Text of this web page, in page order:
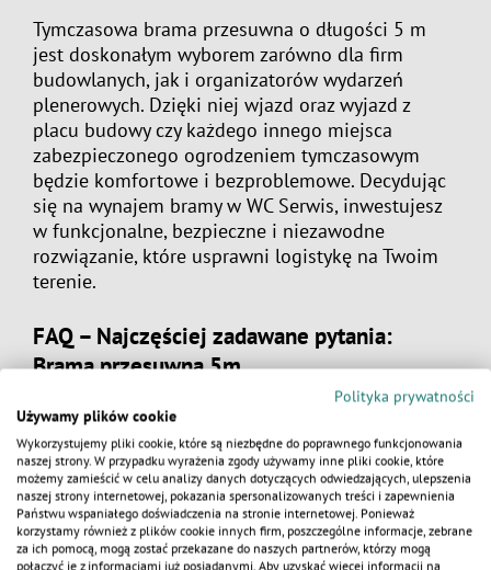
Tymczasowa brama przesuwna o długości 5 m
jest doskonałym wyborem zarówno dla firm
budowlanych, jak i organizatorów wydarzeń
plenerowych. Dzięki niej wjazd oraz wyjazd z
placu budowy czy każdego innego miejsca
zabezpieczonego ogrodzeniem tymczasowym
będzie komfortowe i bezproblemowe. Decydując
się na wynajem bramy w WC Serwis, inwestujesz
w funkcjonalne, bezpieczne i niezawodne
rozwiązanie, które usprawni logistykę na Twoim
terenie.
FAQ – Najczęściej zadawane pytania:
Brama przesuwna 5m
Czy brama tymczasowa przesuwna 5 m
wymaga specjalnego montażu?
Brama tymczasowa przesuwna 5 mjest
zaprojektowana z myślą o łatwym montażu, który
nie wymaga specjalistycznego sprzętu ani
Polityka prywatności
Używamy plików cookie
Wykorzystujemy pliki cookie, które są niezbędne do poprawnego funkcjonowania
naszej strony. W przypadku wyrażenia zgody używamy inne pliki cookie, które
możemy zamieścić w celu analizy danych dotyczących odwiedzających, ulepszenia
naszej strony internetowej, pokazania spersonalizowanych treści i zapewnienia
Państwu wspaniałego doświadczenia na stronie internetowej. Ponieważ
korzystamy również z plików cookie innych firm, poszczególne informacje, zebrane
za ich pomocą, mogą zostać przekazane do naszych partnerów, którzy mogą
połączyć je z informacjami już posiadanymi. Aby uzyskać więcej informacji na